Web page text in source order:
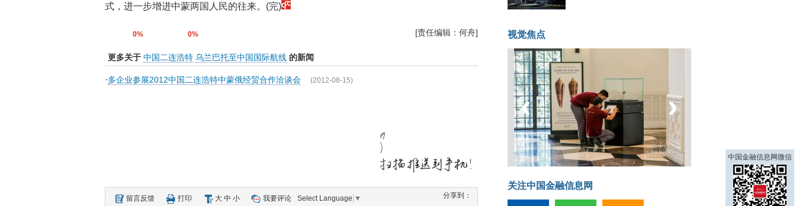
式，进一步增进中蒙两国人民的往来。(完)
0% 0% [责任编辑：何舟]
更多关于 中国二连浩特 乌兰巴托至中国国际航线 的新闻
·多企业参展2012中国二连浩特中蒙俄经贸合作洽谈会 (2012-08-15)
留言反馈 打印 大 中 小 我要评论 Select Language ▼ 分享到：
视觉焦点
菲律宾：防疫降级
‹ ›
关注中国金融信息网
中国金融信息网微信